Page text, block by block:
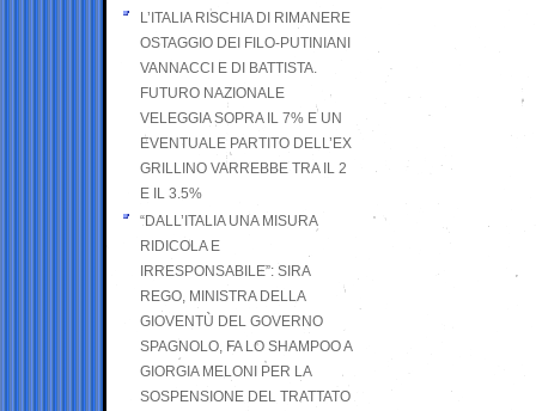
L’ITALIA RISCHIA DI RIMANERE
OSTAGGIO DEI FILO-PUTINIANI
VANNACCI E DI BATTISTA.
FUTURO NAZIONALE
VELEGGIA SOPRA IL 7% E UN
EVENTUALE PARTITO DELL’EX
GRILLINO VARREBBE TRA IL 2
E IL 3.5%
“DALL’ITALIA UNA MISURA
RIDICOLA E
IRRESPONSABILE”: SIRA
REGO, MINISTRA DELLA
GIOVENTÙ DEL GOVERNO
SPAGNOLO, FA LO SHAMPOO A
GIORGIA MELONI PER LA
SOSPENSIONE DEL TRATTATO